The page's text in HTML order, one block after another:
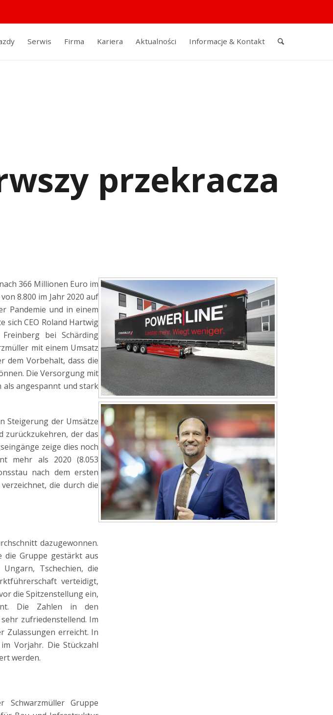
Serwis Firma Kariera Aktualności Informacje & Kontakt
przekracza
366 Millionen Euro im
8.800 im Jahr 2020 auf
Pandemie und in einem
sich CEO Roland Hartwig
bei Schärding
mit einem Umsatz
dem Vorbehalt, dass die
Die Versorgung mit
als angespannt und stark
Steigerung der Umsätze
zurückzukehren, der das
zeige dies noch
mehr als 2020 (8.053
nach dem ersten
die durch die
dazugewonnen.
die Gruppe gestärkt aus
Tschechien, die
verteidigt,
die Spitzenstellung ein,
Die Zahlen in den
zufriedenstellend. Im
Zulassungen erreicht. In
Vorjahr. Die Stückzahl
werden.
Gruppe